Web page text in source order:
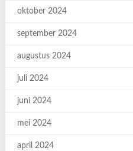
oktober 2024
september 2024
augustus 2024
juli 2024
juni 2024
mei 2024
april 2024